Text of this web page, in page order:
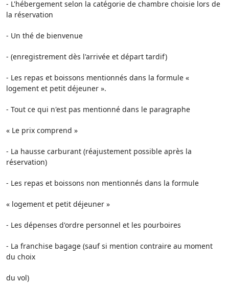
- L'hébergement selon la catégorie de chambre choisie lors de
la réservation
- Un thé de bienvenue
- (enregistrement dès l'arrivée et départ tardif)
- Les repas et boissons mentionnés dans la formule «
logement et petit déjeuner ».
- Tout ce qui n'est pas mentionné dans le paragraphe
« Le prix comprend »
- La hausse carburant (réajustement possible après la
réservation)
- Les repas et boissons non mentionnés dans la formule
« logement et petit déjeuner »
- Les dépenses d'ordre personnel et les pourboires
- La franchise bagage (sauf si mention contraire au moment
du choix
du vol)